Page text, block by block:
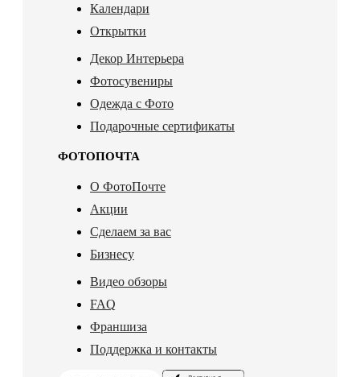
Календари
Открытки
Декор Интерьера
Фотосувениры
Одежда с Фото
Подарочные сертификаты
ФОТОПОЧТА
О ФотоПочте
Акции
Сделаем за вас
Бизнесу
Видео обзоры
FAQ
Франшиза
Поддержка и контакты